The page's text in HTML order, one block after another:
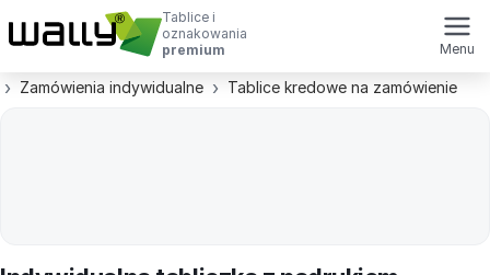
Tablice i
oznakowania
premium
Menu
Zamówienia indywidualne Tablice kredowe na zamówienie